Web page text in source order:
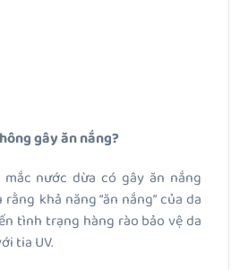
gây ăn nắng?
nước dừa có gây ăn nắng
rằng khả năng “ăn nắng” của da
tình trạng hàng rào bảo vệ da
tia UV.